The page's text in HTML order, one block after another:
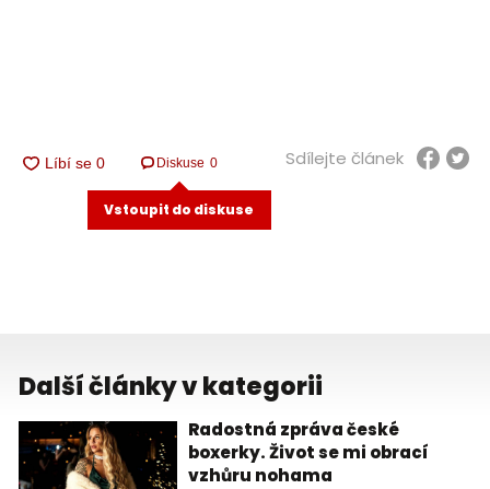
Diskuse 0
Vstoupit do diskuse
Sdílejte článek
Další články v kategorii
Radostná zpráva české
boxerky. Život se mi obrací
vzhůru nohama